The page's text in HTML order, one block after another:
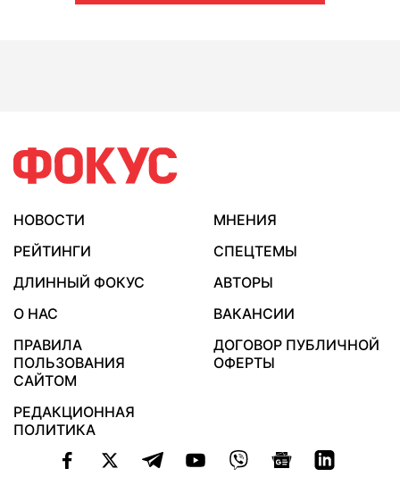
НОВОСТИ
МНЕНИЯ
РЕЙТИНГИ
СПЕЦТЕМЫ
ДЛИННЫЙ ФОКУС
АВТОРЫ
О НАС
ВАКАНСИИ
ПРАВИЛА
ПОЛЬЗОВАНИЯ
САЙТОМ
ДОГОВОР ПУБЛИЧНОЙ
ОФЕРТЫ
РЕДАКЦИОННАЯ
ПОЛИТИКА